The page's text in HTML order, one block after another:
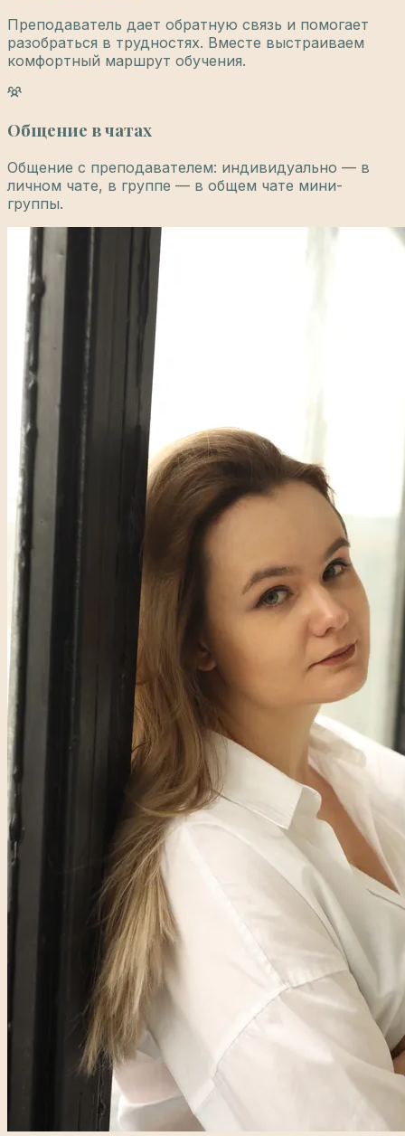
Преподаватель дает обратную связь и помогает
разобраться в трудностях. Вместе выстраиваем
комфортный маршрут обучения.
Общение в чатах
Общение с преподавателем: индивидуально — в
личном чате, в группе — в общем чате мини-
группы.